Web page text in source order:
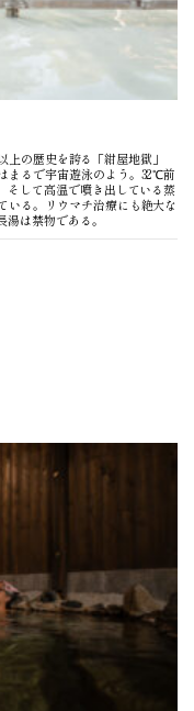
上の歴史を誇る「紺屋地獄」
まるで宇宙遊泳のよう。32℃前
して高温で噴き出している蒸
いる。リウマチ治療にも絶大な
は禁物である。